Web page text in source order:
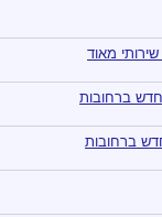
מאוד
ברחובות
ברחובות